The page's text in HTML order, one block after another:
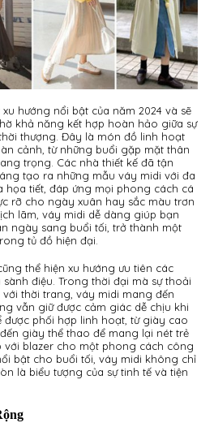
hướng nổi bật của năm 2024 và sẽ
khả năng kết hợp hoàn hảo giữa sự
thượng. Đây là món đồ linh hoạt
cảnh, từ những buổi gặp mặt thân
trọng. Các nhà thiết kế đã tận
tạo ra những mẫu váy midi với đa
họa tiết, đáp ứng mọi phong cách cá
rỡ cho ngày xuân hay sắc màu trơn
lãm, váy midi dễ dàng giúp bạn
ngày sang buổi tối, trở thành một
tủ đồ hiện đại.
thể hiện xu hướng ưu tiên các
điệu. Trong thời đại mà sự thoải
thời trang, váy midi mang đến
vẫn giữ được cảm giác dễ chịu khi
được phối hợp linh hoạt, từ giày cao
giày thể thao để mang lại nét trẻ
với blazer cho một phong cách công
bật cho buổi tối, váy midi không chỉ
là biểu tượng của sự tinh tế và tiện